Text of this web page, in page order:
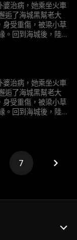
婆治病，她乘坐火車
逅了海城黑幫老大
身受重傷，被梁小草
。回到海城後，陸
婆治病，她乘坐火車
逅了海城黑幫老大
身受重傷，被梁小草
。回到海城後，陸
7